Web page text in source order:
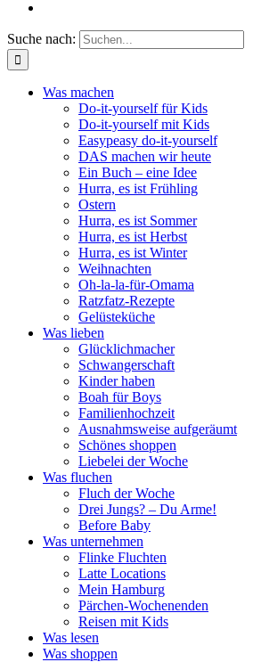
Suche nach:
Was machen
Do-it-yourself für Kids
Do-it-yourself mit Kids
Easypeasy do-it-yourself
DAS machen wir heute
Ein Buch – eine Idee
Hurra, es ist Frühling
Ostern
Hurra, es ist Sommer
Hurra, es ist Herbst
Hurra, es ist Winter
Weihnachten
Oh-la-la-für-Omama
Ratzfatz-Rezepte
Gelüsteküche
Was lieben
Glücklichmacher
Schwangerschaft
Kinder haben
Boah für Boys
Familienhochzeit
Ausnahmsweise aufgeräumt
Schönes shoppen
Liebelei der Woche
Was fluchen
Fluch der Woche
Drei Jungs? – Du Arme!
Before Baby
Was unternehmen
Flinke Fluchten
Latte Locations
Mein Hamburg
Pärchen-Wochenenden
Reisen mit Kids
Was lesen
Was shoppen